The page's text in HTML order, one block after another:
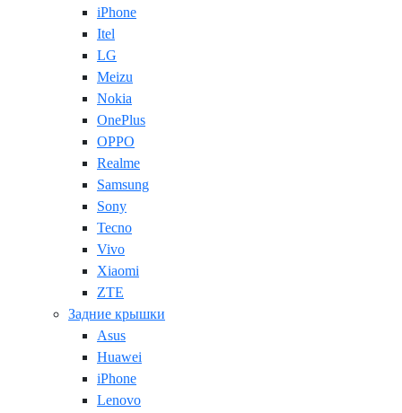
iPhone
Itel
LG
Meizu
Nokia
OnePlus
OPPO
Realme
Samsung
Sony
Tecno
Vivo
Xiaomi
ZTE
Задние крышки
Asus
Huawei
iPhone
Lenovo